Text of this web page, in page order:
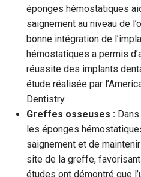
éponges hémostatiques
saignement au niveau de
bonne intégration de
hémostatiques a permis
réussite des implants
étude réalisée par
Dentistry.
Greffes osseuses :
les éponges
saignement et de
site de la greffe,
études ont démontré que